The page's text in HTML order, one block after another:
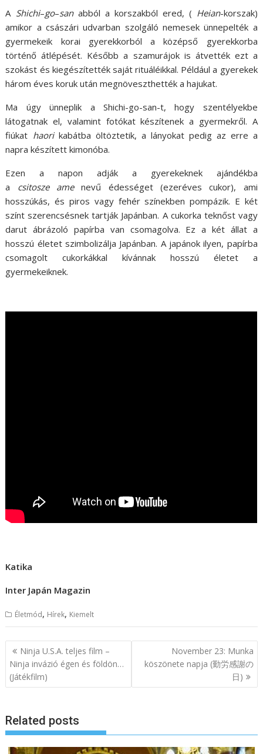
A Shichi–go–sanabból a korszakból ered, ( Heian-korszak)
amikor a császári udvarban szolgáló nemesek ünnepelték a
gyermekeik korai gyerekkorból a középső gyerekkorba
történő átlépését. Később a szamurájok is átvették ezt a
szokást és kiegészítették saját rituáléikkal. Például a gyerekek
három éves koruk után megnöveszthették a hajukat.
Ma úgy ünneplik a Shichi-go-san-t, hogy szentélyekbe
látogatnak el, valamint fotókat készítenek a gyermekről. A
fiúkat haorikabátba öltöztetik, a lányokat pedig az erre a
napra készített kimonóba.
Ezen a napon adják a gyerekeknek ajándékba
a csitosze amenevű édességet (ezeréves cukor), ami
hosszúkás, és piros vagy fehér színekben pompázik. E két
színt szerencsésnek tartják Japánban. A cukorka teknőst vagy
darut ábrázoló papírba van csomagolva. Ez a két állat a
hosszú életet szimbolizálja Japánban. A japánok ilyen, papírba
csomagolt cukorkákkal kívánnak hosszú életet a
gyermekeiknek.
Katika
Inter Japán Magazin
Életmód, Hírek, Kiemelt
B
e
g
y
Ninja U.S.A. teljes film –
Ninja invázió égen és földön…
(Játékfilm)
November 23: Munka
köszönete napja (勤労感謝の
日)
Related posts